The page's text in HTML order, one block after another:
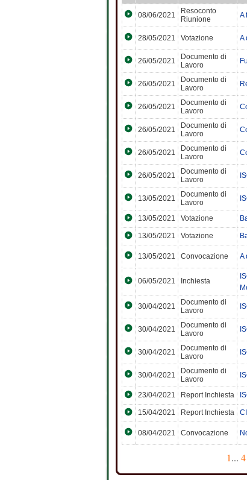
08/06/2021
Resoconto
Riunione
A
28/05/2021 Votazione A
26/05/2021
Documento di
Lavoro
26/05/2021
Documento di
Lavoro
26/05/2021
Documento di
Lavoro
26/05/2021
Documento di
Lavoro
26/05/2021
Documento di
Lavoro
26/05/2021
Documento di
Lavoro
13/05/2021
Documento di
Lavoro
13/05/2021 Votazione
13/05/2021 Votazione
13/05/2021 Convocazione A
06/05/2021 Inchiesta
30/04/2021
Documento di
Lavoro
30/04/2021
Documento di
Lavoro
30/04/2021
Documento di
Lavoro
30/04/2021
Documento di
Lavoro
23/04/2021 Report Inchiesta
15/04/2021 Report Inchiesta
08/04/2021 Convocazione
1... 4